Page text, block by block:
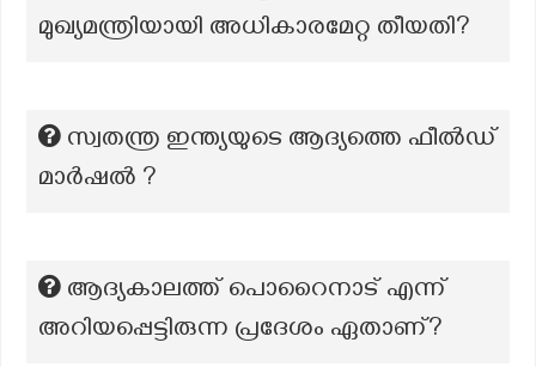
മുഖ്യമന്ത്രിയായി അധികാരമേറ്റ തീയതി?
സ്വതന്ത്ര ഇന്ത്യയുടെ ആദ്യത്തെ ഫീൽഡ്
മാർഷൽ ?
ആദ്യകാലത്ത് പൊറൈനാട് എന്ന്
അറിയപ്പെട്ടിരുന്ന പ്രദേശം ഏതാണ്?